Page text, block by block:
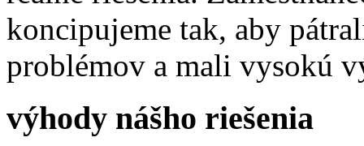
koncipujeme tak, aby
problémov a mali vysokú
výhody nášho riešenia